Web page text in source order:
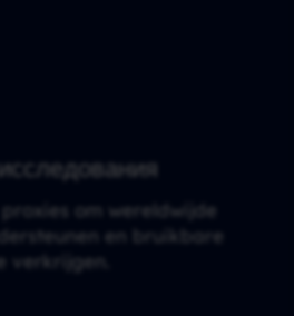
om wereldwijde
en bruikbare
verkrijgen.